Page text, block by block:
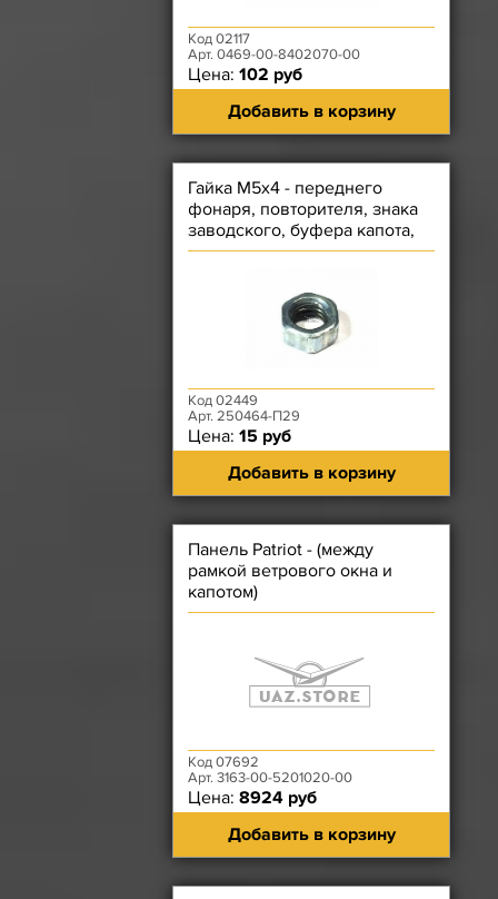
Код 02117
Арт. 0469-00-8402070-00
Цена: 102 руб
Добавить в корзину
Гайка М5х4 - переднего
фонаря, повторителя, знака
заводского, буфера капота,
тяги акселератора
Код 02449
Арт. 250464-П29
Цена: 15 руб
Добавить в корзину
Панель Patriot - (между
рамкой ветрового окна и
капотом)
Код 07692
Арт. 3163-00-5201020-00
Цена: 8924 руб
Добавить в корзину